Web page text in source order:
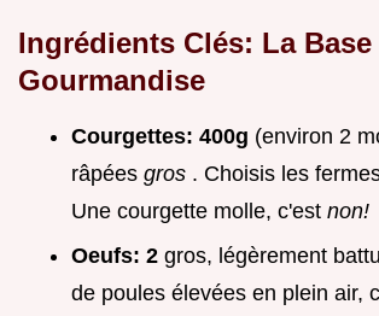
Ingrédients Clés: La Base
Gourmandise
Courgettes: 400g (environ 2
râpées gros . Choisis les
Une courgette molle, c'est non!
Oeufs: 2 gros, légèrement
de poules élevées en plein air,